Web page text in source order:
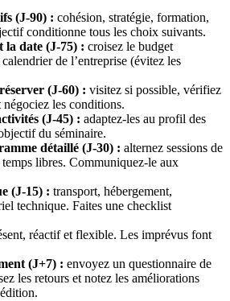
(J-90) : cohésion, stratégie, formation,
conditionne tous les choix suivants.
la date (J-75) : croisez le budget
de l’entreprise (évitez les
(J-60) : visitez si possible, vérifiez
négociez les conditions.
(J-45) : adaptez-les au profil des
du séminaire.
détaillé (J-30) : alternez sessions de
libres. Communiquez-le aux
(J-15) : transport, hébergement,
technique. Faites une checklist
réactif et flexible. Les imprévus font
(J+7) : envoyez un questionnaire de
les retours et notez les améliorations